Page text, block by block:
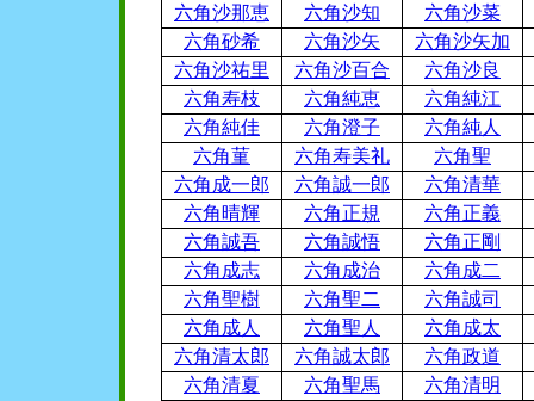
六角沙那恵
六角沙知
六角沙菜
六角砂希
六角沙矢
六角沙矢加
六角沙祐里
六角沙百合
六角沙良
六角寿枝
六角純恵
六角純江
六角純佳
六角澄子
六角純人
六角菫
六角寿美礼
六角聖
六角成一郎
六角誠一郎
六角清華
六角晴輝
六角正規
六角正義
六角誠吾
六角誠悟
六角正剛
六角成志
六角成治
六角成二
六角聖樹
六角聖二
六角誠司
六角成人
六角聖人
六角成太
六角清太郎
六角誠太郎
六角政道
六角清夏
六角聖馬
六角清明